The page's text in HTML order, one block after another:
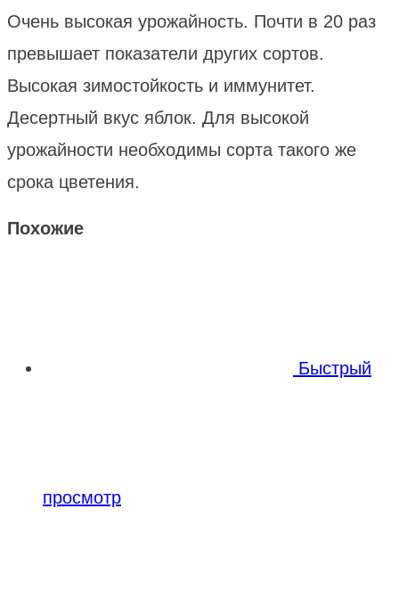
Очень высокая урожайность. Почти в 20 раз
превышает показатели других сортов.
Высокая зимостойкость и иммунитет.
Десертный вкус яблок. Для высокой
урожайности необходимы сорта такого же
срока цветения.
Похожие
Быстрый
просмотр